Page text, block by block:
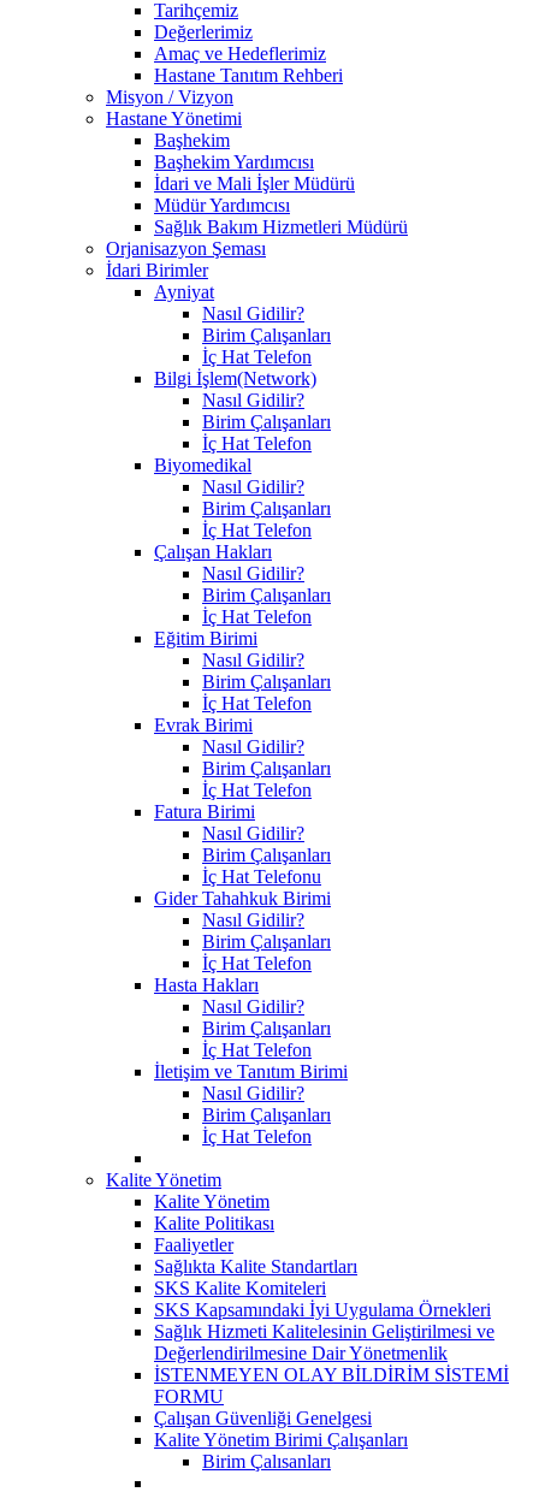
Tarihçemiz
Değerlerimiz
Amaç ve Hedeflerimiz
Hastane Tanıtım Rehberi
Misyon / Vizyon
Hastane Yönetimi
Başhekim
Başhekim Yardımcısı
İdari ve Mali İşler Müdürü
Müdür Yardımcısı
Sağlık Bakım Hizmetleri Müdürü
Orjanisazyon Şeması
İdari Birimler
Ayniyat
Nasıl Gidilir?
Birim Çalışanları
İç Hat Telefon
Bilgi İşlem(Network)
Nasıl Gidilir?
Birim Çalışanları
İç Hat Telefon
Biyomedikal
Nasıl Gidilir?
Birim Çalışanları
İç Hat Telefon
Çalışan Hakları
Nasıl Gidilir?
Birim Çalışanları
İç Hat Telefon
Eğitim Birimi
Nasıl Gidilir?
Birim Çalışanları
İç Hat Telefon
Evrak Birimi
Nasıl Gidilir?
Birim Çalışanları
İç Hat Telefon
Fatura Birimi
Nasıl Gidilir?
Birim Çalışanları
İç Hat Telefonu
Gider Tahahkuk Birimi
Nasıl Gidilir?
Birim Çalışanları
İç Hat Telefon
Hasta Hakları
Nasıl Gidilir?
Birim Çalışanları
İç Hat Telefon
İletişim ve Tanıtım Birimi
Nasıl Gidilir?
Birim Çalışanları
İç Hat Telefon
Kalite Yönetim
Kalite Yönetim
Kalite Politikası
Faaliyetler
Sağlıkta Kalite Standartları
SKS Kalite Komiteleri
SKS Kapsamındaki İyi Uygulama Örnekleri
Sağlık Hizmeti Kalitelesinin Geliştirilmesi ve
Değerlendirilmesine Dair Yönetmenlik
İSTENMEYEN OLAY BİLDİRİM SİSTEMİ
FORMU
Çalışan Güvenliği Genelgesi
Kalite Yönetim Birimi Çalışanları
Birim Çalısanları